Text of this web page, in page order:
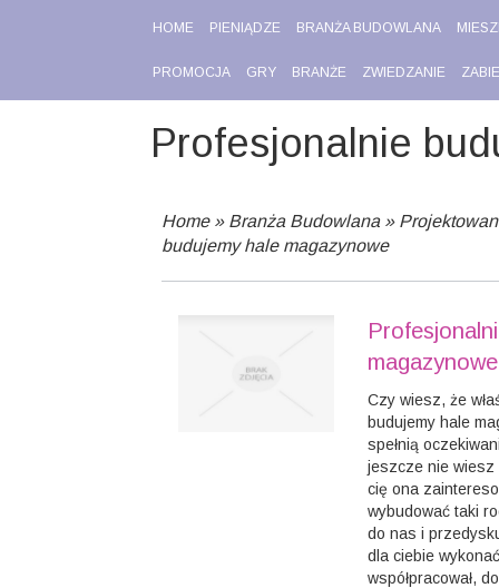
HOME PIENIĄDZE BRANŻA BUDOWLANA
PROMOCJA GRY BRANŻE ZWIEDZANIE
Profesjonalnie
Home» Branża Budowlana»
budujemy hale magazynowe
magazynowe
Czy wiesz, że
budujemy hale
spełnią
jeszcze nie wiesz
cię ona
wybudować taki
do nas i
dla ciebie
współpracował,